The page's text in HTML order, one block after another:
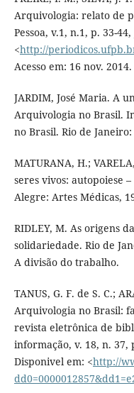
Arquivologia: relato de
Pessoa, v.1, n.1, p. 33-
<http://
Acesso em: 16 nov. 2014.
JARDIM, José Maria. A
Arquivologia no Brasil.
no Brasil. Rio de Janeiro:
MATURANA, H.;
seres vivos: autopoiese
Alegre: Artes Médicas,
RIDLEY, M. As origens
solidariedade. Rio de
A divisão do trabalho.
TANUS, G. F. de S. C.;
Arquivologia no Brasil:
revista eletrônica de
informação, v. 18, n. 37,
Disponivel em: <http://